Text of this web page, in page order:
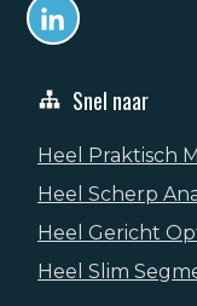
Snel naar
Heel Praktisch
Heel Scherp
Heel Gericht
Heel Slim